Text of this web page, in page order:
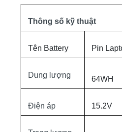
Thông số kỹ thuật
Tên Battery Pin
Dung lượng 64WH
Điện áp 15.2V